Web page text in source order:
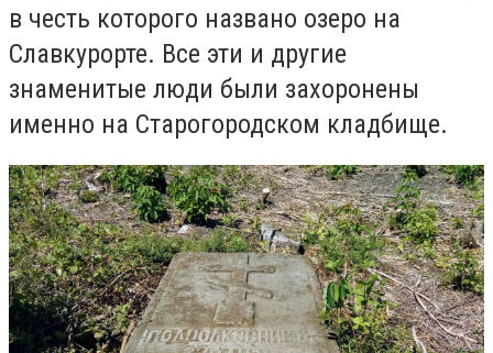
в честь которого названо озеро на
Славкурорте. Все эти и другие
знаменитые люди были захоронены
именно на Старогородском кладбище.